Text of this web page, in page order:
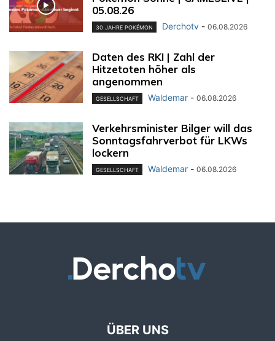
05.08.26
30 JAHRE POKÉMON Derchotv - 06.08.2026
Daten des RKI | Zahl der
Hitzetoten höher als
angenommen
GESELLSCHAFT Waldemar - 06.08.2026
Verkehrsminister Bilger will das
Sonntagsfahrverbot für LKWs
lockern
GESELLSCHAFT Waldemar - 06.08.2026
ÜBER UNS